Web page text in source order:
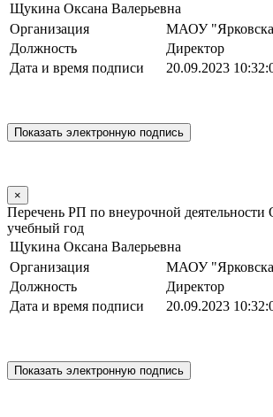
Щукина Оксана Валерьевна
Организация
МАОУ
Должность
Директор
Дата и время подписи
20.09.2023
×
Перечень РП по внеурочной
учебный год
Щукина Оксана Валерьевна
Организация
МАОУ
Должность
Директор
Дата и время подписи
20.09.2023